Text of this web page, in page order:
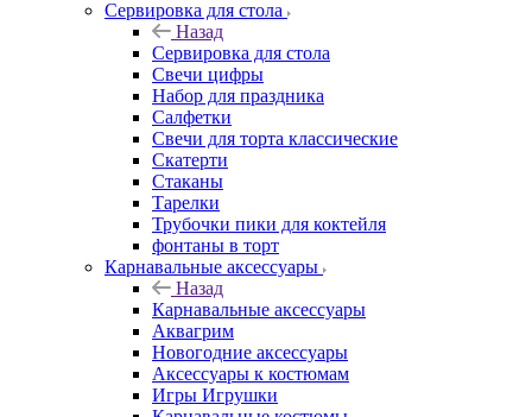
Сервировка для стола
Назад
Сервировка для стола
Свечи цифры
Набор для праздника
Салфетки
Свечи для торта классические
Скатерти
Стаканы
Тарелки
Трубочки пики для коктейля
фонтаны в торт
Карнавальные аксессуары
Назад
Карнавальные аксессуары
Аквагрим
Новогодние аксессуары
Аксессуары к костюмам
Игры Игрушки